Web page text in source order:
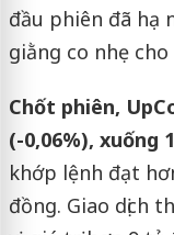
đầu phiên đã hạ
giằng co nhẹ
Chốt phiên,
(-0,06%), xuống
khớp lệnh đạt
đồng. Giao dịch